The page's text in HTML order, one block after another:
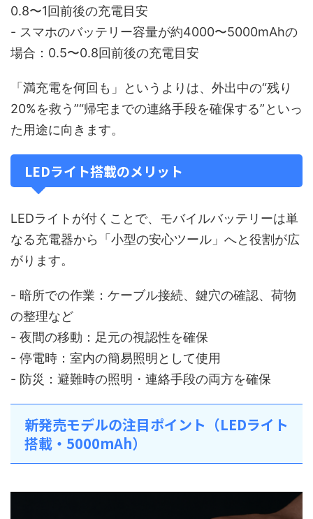
0.8〜1回前後の充電目安
- スマホのバッテリー容量が約4000〜5000mAhの
場合：0.5〜0.8回前後の充電目安
「満充電を何回も」というよりは、外出中の“残り
20%を救う”“帰宅までの連絡手段を確保する”といっ
た用途に向きます。
LEDライト搭載のメリット
LEDライトが付くことで、モバイルバッテリーは単
なる充電器から「小型の安心ツール」へと役割が広
がります。
- 暗所での作業：ケーブル接続、鍵穴の確認、荷物
の整理など
- 夜間の移動：足元の視認性を確保
- 停電時：室内の簡易照明として使用
- 防災：避難時の照明・連絡手段の両方を確保
新発売モデルの注目ポイント（LEDライト
搭載・5000mAh）